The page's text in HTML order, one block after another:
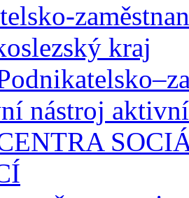
kraj
nástroj